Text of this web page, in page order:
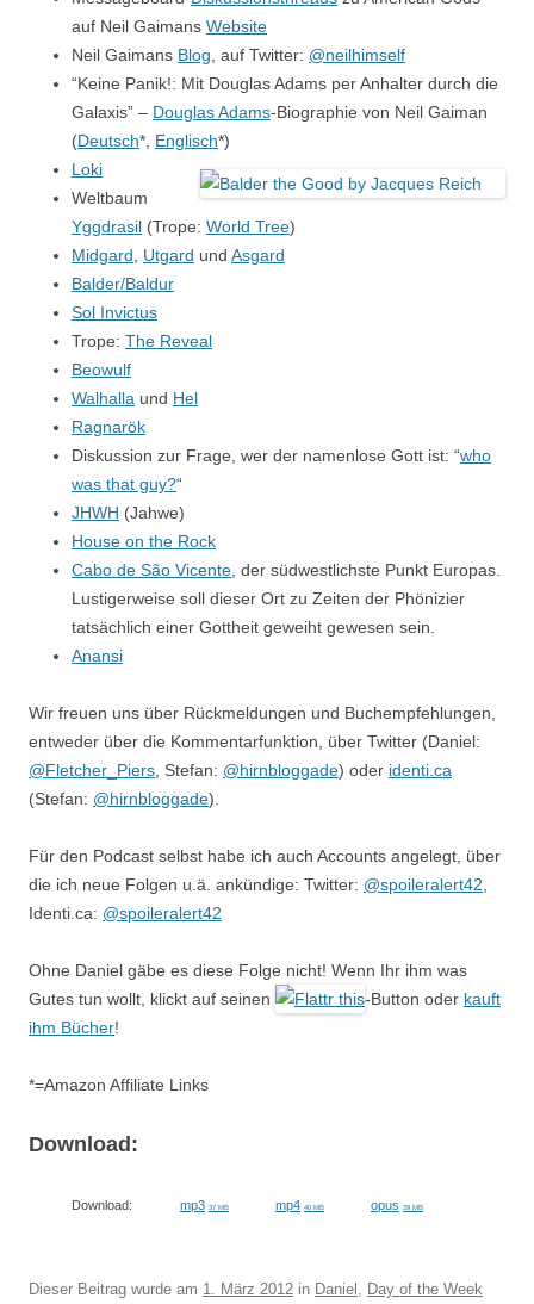
auf Neil Gaimans Website
Neil Gaimans Blog , auf Twitter: @neilhimself
“Keine Panik!: Mit Douglas Adams per Anhalter durch die
Galaxis” – Douglas Adams-Biographie von Neil Gaiman
(Deutsch*, Englisch*)
Loki
Weltbaum
Yggdrasil (Trope: World Tree)
Midgard
Utgard und Asgard
Balder/Baldur
Sol Invictus
Trope: The Reveal
Beowulf
Walhalla und Hel
Ragnarök
Diskussion zur Frage, wer der namenlose Gott ist: “who
was that guy?“
JHWH (Jahwe)
House on the Rock
Cabo de São Vicente , der südwestlichste Punkt Europas.
Lustigerweise soll dieser Ort zu Zeiten der Phönizier
tatsächlich einer Gottheit geweiht gewesen sein.
Anansi
Wir freuen uns über Rückmeldungen und Buchempfehlungen,
entweder über die Kommentarfunktion, über Twitter (Daniel:
@Fletcher_Piers , Stefan: @hirnbloggade) oder identi.ca
(Stefan: @hirnbloggade).
Für den Podcast selbst habe ich auch Accounts angelegt, über
die ich neue Folgen u.ä. ankündige: Twitter: @spoileralert42
Identi.ca: @spoileralert42
Ohne Daniel gäbe es diese Folge nicht! Wenn Ihr ihm was
Gutes tun wollt, klickt auf seinen
-Button oder kauft
ihm Bücher!
*=Amazon Affiliate Links
Download:
Download: mp3 37 MB mp4 40 MB opus 29 MB
Dieser Beitrag wurde am 1. März 2012 in Daniel , Day of the Week